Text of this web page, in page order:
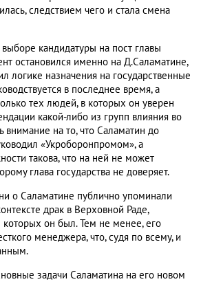
следствием чего и стала смена
кандидатуры на пост главы
остановился именно на Д.Саламатине,
логике назначения на государственные
в последнее время, а
тех людей, в которых он уверен
какой-либо из групп влияния во
внимание на то, что Саламатин до
«Укроборонпромом», а
такова, что на ней не может
глава государства не доверяет.
о Саламатине публично упоминали
драк в Верховной Раде,
которых он был. Тем не менее, его
менеджера, что, судя по всему, и
задачи Саламатина на его новом